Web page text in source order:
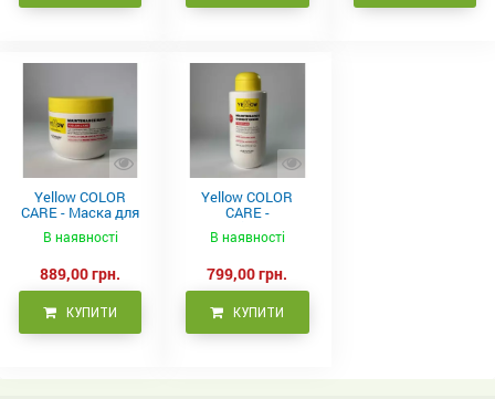
Yellow COLOR
CARE - Маска для
фарбованого
волосся, 500 мл
В наявності
889,00 грн.
КУПИТИ
Yellow COLOR
CARE -
Кондиціонер для
фарбованого
В наявності
799,00 грн.
КУПИТИ